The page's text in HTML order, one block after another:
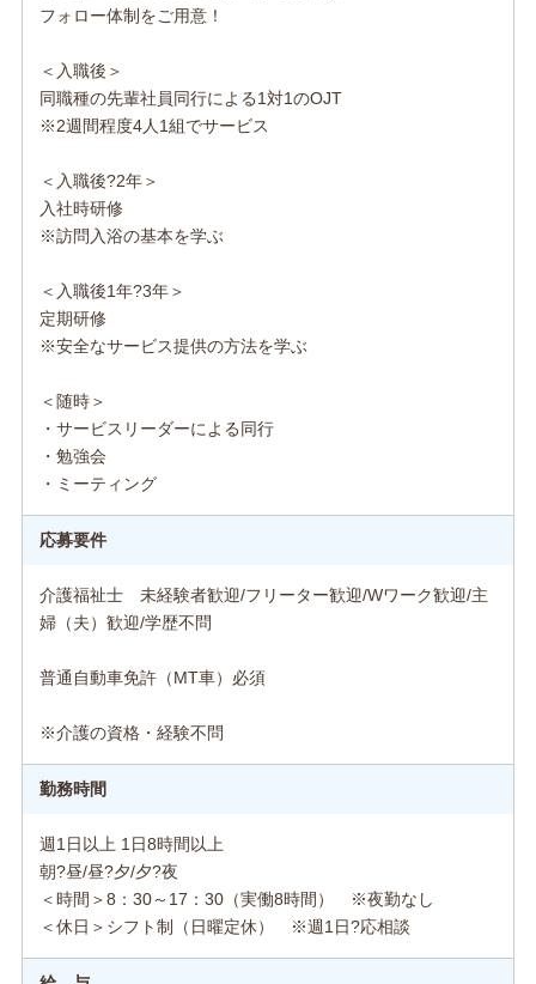
フォロー体制をご用意！
＜入職後＞
同職種の先輩社員同行による1対1のOJT
※2週間程度4人1組でサービス
＜入職後?2年＞
入社時研修
※訪問入浴の基本を学ぶ
＜入職後1年?3年＞
定期研修
※安全なサービス提供の方法を学ぶ
＜随時＞
・サービスリーダーによる同行
・勉強会
・ミーティング
応募要件
介護福祉士 未経験者歓迎/フリーター歓迎/Wワーク歓迎/主
婦（夫）歓迎/学歴不問
普通自動車免許（MT車）必須
※介護の資格・経験不問
勤務時間
週1日以上 1日8時間以上
朝?昼/昼?夕/夕?夜
＜時間＞8：30～17：30（実働8時間） ※夜勤なし
＜休日＞シフト制（日曜定休） ※週1日?応相談